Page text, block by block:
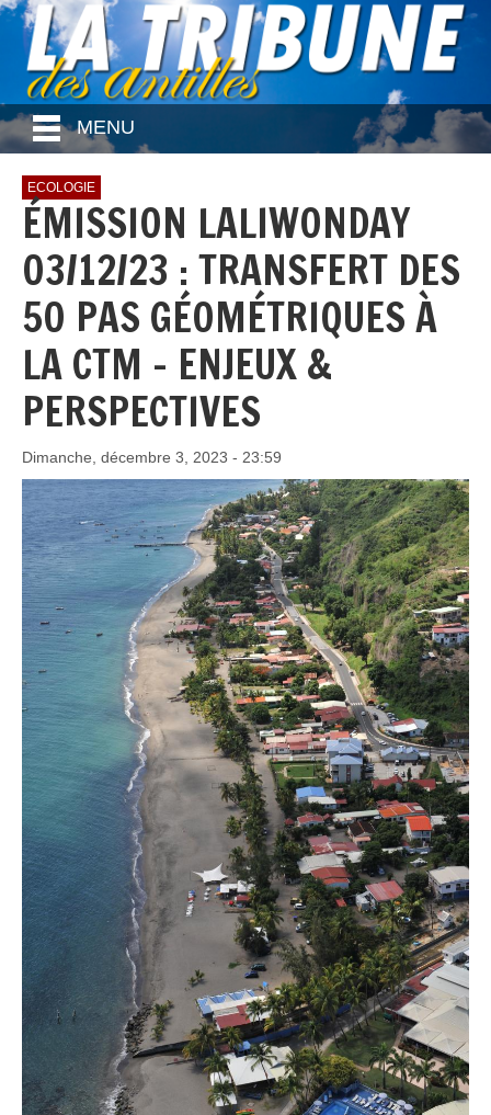
MENU
ECOLOGIE
ÉMISSION LALIWONDAY
03/12/23 : TRANSFERT DES
50 PAS GÉOMÉTRIQUES À
LA CTM - ENJEUX &
PERSPECTIVES
Dimanche, décembre 3, 2023 - 23:59